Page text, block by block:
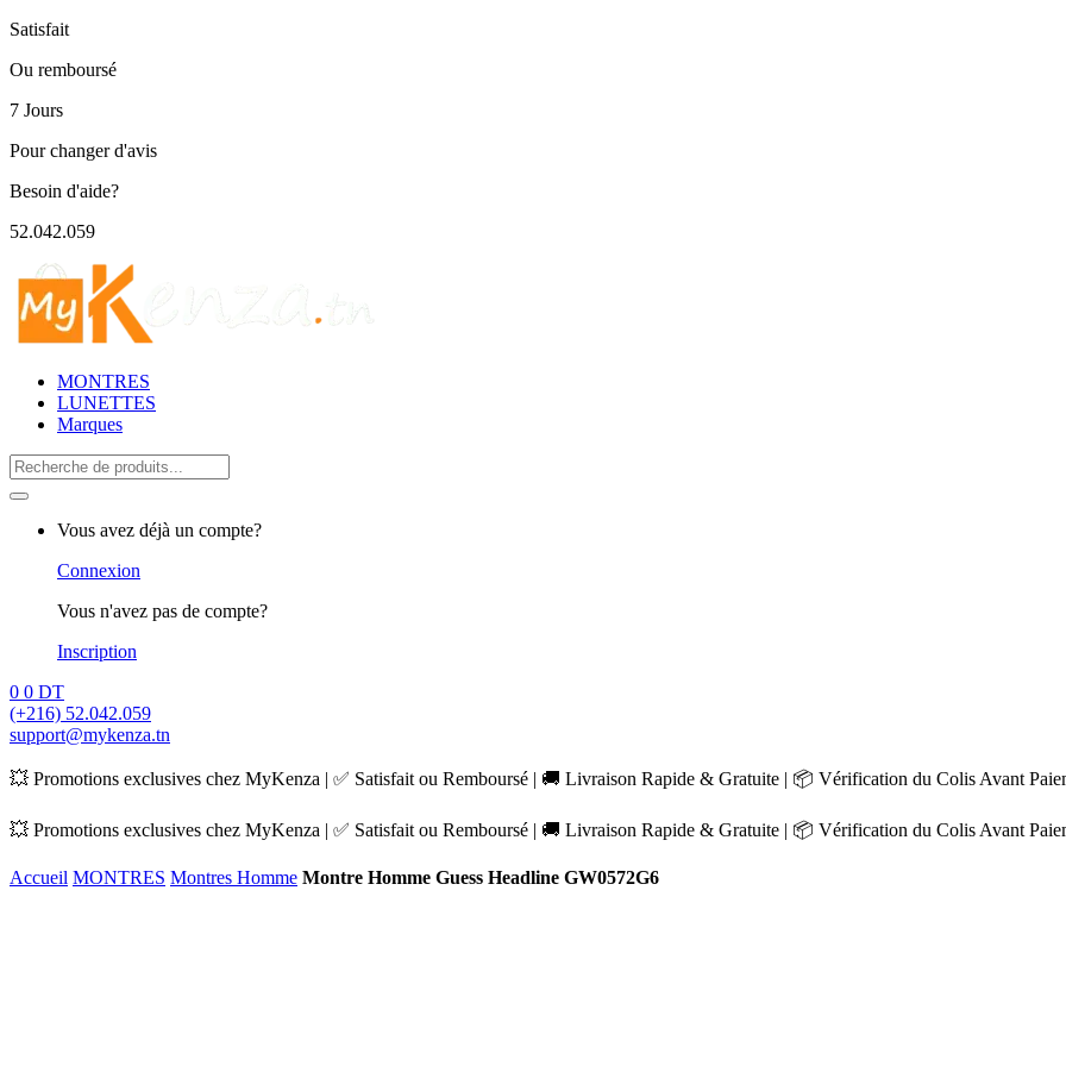
Satisfait
Ou remboursé
7 Jours
Pour changer d'avis
Besoin d'aide?
52.042.059
MONTRES
LUNETTES
Marques
Search
for:
Vous avez déjà un compte?
Connexion
Vous n'avez pas de compte?
Inscription
0 0 DT
(+216) 52.042.059
support@mykenza.tn
💥 Promotions exclusives chez MyKenza | ✅ Satisfait ou Remboursé | 🚚 Livraison Rapide & Gratuite | 📦 Vérification du Colis Avant
💥 Promotions exclusives chez MyKenza | ✅ Satisfait ou Remboursé | 🚚 Livraison Rapide & Gratuite | 📦 Vérification du Colis Avant
Accueil MONTRES Montres Homme Montre Homme Guess Headline GW0572G6